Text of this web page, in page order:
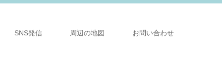
SNS発信 周辺の地図 お問い合わせ